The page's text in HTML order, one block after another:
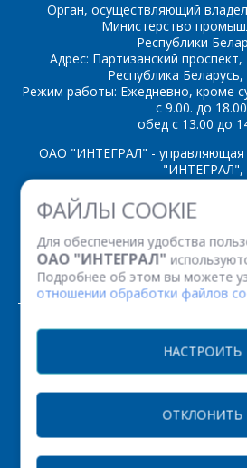
ФАЙЛЫ COOKIE
Для обеспечения удобства
ОАО "ИНТЕГРАЛ"
Подробнее об этом вы можете
отношении обработки файлов
НАСТРОИТЬ
ОТКЛОНИТЬ
Орган, осуществляющий
Министерство
Республики
Адрес: Партизанский
Республика
Режим работы: Ежедневно, кроме
с 9.00. до
обед с 13.00 до
ОАО "ИНТЕГРАЛ" - управляющая
"ИНТЕГРАЛ",
ул. Казинца И.П., д.121А, комната
Республика
Факс: (+375 17) 338 12 94
Рег. номер 100386629 от
© 2026. Все права